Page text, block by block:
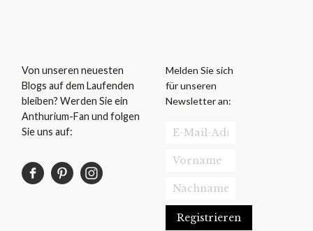
Von unseren neuesten
Blogs auf dem Laufenden
bleiben? Werden Sie ein
Anthurium-Fan und folgen
Sie uns auf:
Melden Sie sich
für unseren
Newsletter an: